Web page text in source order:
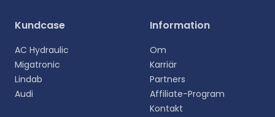
Välj ditt språk
upplevelse.
Kundcase
AC Hydraulic
Migatronic
Lindab
Audi
Information
Om
Karriär
Partners
Affiliate-Program
Kontakt